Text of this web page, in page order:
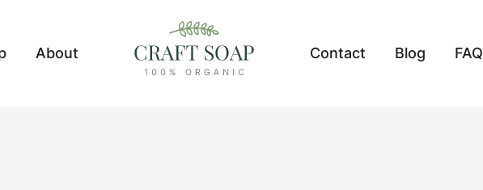
About Contact Blog FAQ